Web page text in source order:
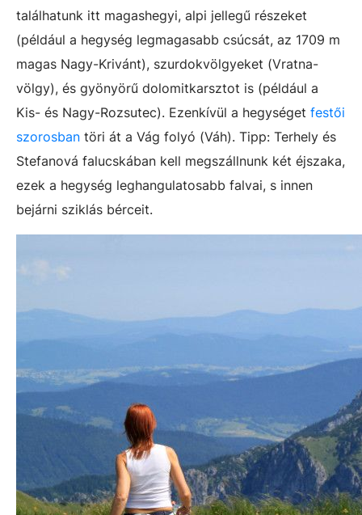
találhatunk itt magashegyi, alpi jellegű részeket
(például a hegység legmagasabb csúcsát, az 1709 m
magas Nagy-Krivánt), szurdokvölgyeket (Vratna-
völgy), és gyönyörű dolomitkarsztot is (például a
Kis- és Nagy-Rozsutec). Ezenkívül a hegységet festői
szorosban töri át a Vág folyó (Váh). Tipp: Terhely és
Stefanová falucskában kell megszállnunk két éjszaka,
ezek a hegység leghangulatosabb falvai, s innen
bejárni sziklás bérceit.